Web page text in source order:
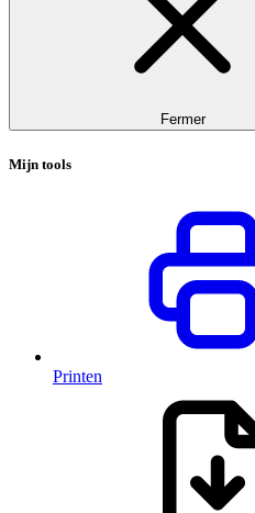
Fermer
Mijn tools
Printen